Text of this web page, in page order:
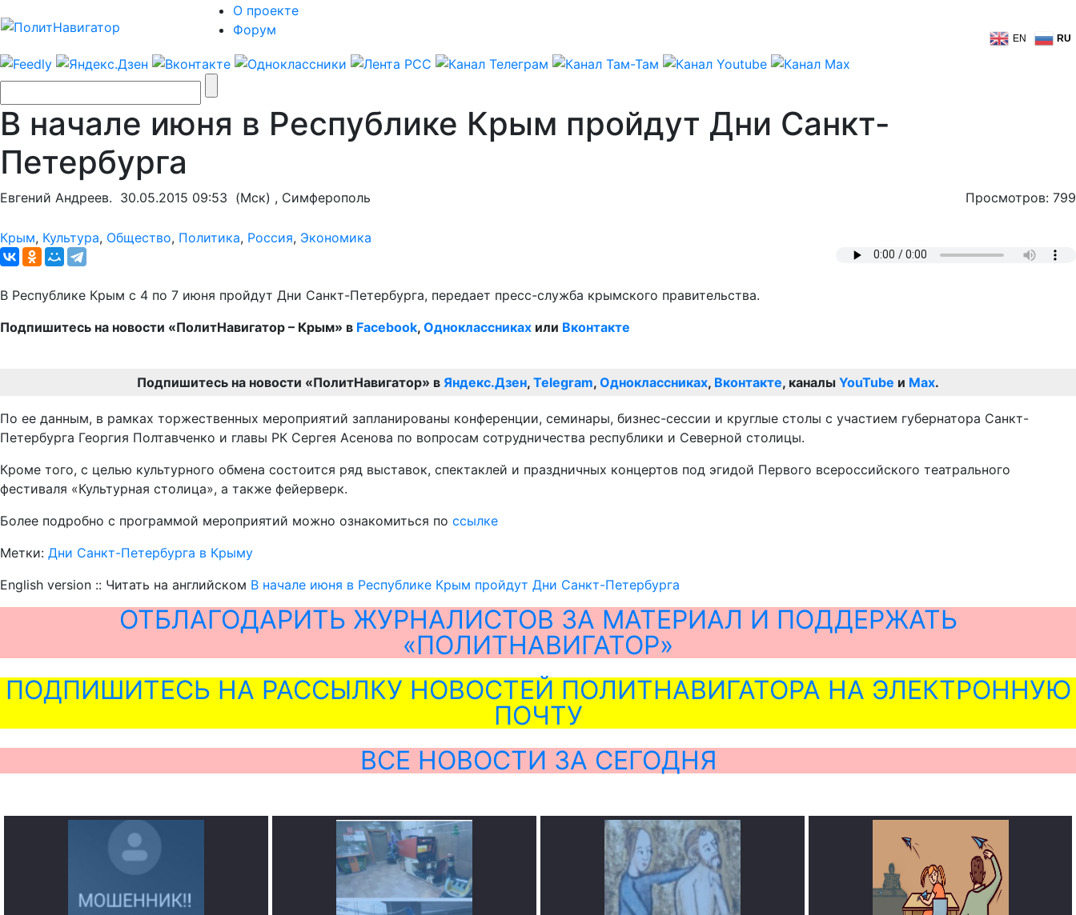
О проекте
Форум
EN RU
В начале июня в Республике Крым пройдут Дни Санкт-
Петербурга
Евгений Андреев. 30.05.2015 09:53 (Мск) , Симферополь Просмотров: 799
Крым, Культура, Общество, Политика, Россия, Экономика
В Республике Крым с 4 по 7 июня пройдут Дни Санкт-Петербурга, передает пресс-служба крымского правительства.
Подпишитесь на новости «ПолитНавигатор – Крым» в Facebook, Одноклассниках или Вконтакте
Подпишитесь на новости «ПолитНавигатор» в Яндекс.Дзен, Telegram, Одноклассниках, Вконтакте, каналы YouTube и Max.
По ее данным, в рамках торжественных мероприятий запланированы конференции, семинары, бизнес-сессии и круглые столы с участием губернатора Санкт-
Петербурга Георгия Полтавченко и главы РК Сергея Асенова по вопросам сотрудничества республики и Северной столицы.
Кроме того, с целью культурного обмена состоится ряд выставок, спектаклей и праздничных концертов под эгидой Первого всероссийского театрального
фестиваля «Культурная столица», а также фейерверк.
Более подробно с программой мероприятий можно ознакомиться по ссылке
Метки: Дни Санкт-Петербурга в Крыму
English version :: Читать на английском В начале июня в Республике Крым пройдут Дни Санкт-Петербурга
ОТБЛАГОДАРИТЬ ЖУРНАЛИСТОВ ЗА МАТЕРИАЛ И ПОДДЕРЖАТЬ
«ПОЛИТНАВИГАТОР»
ПОДПИШИТЕСЬ НА РАССЫЛКУ НОВОСТЕЙ ПОЛИТНАВИГАТОРА НА ЭЛЕКТРОННУЮ
ПОЧТУ
ВСЕ НОВОСТИ ЗА СЕГОДНЯ